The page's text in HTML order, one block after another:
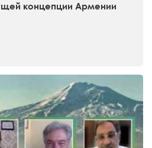
концепции Армении